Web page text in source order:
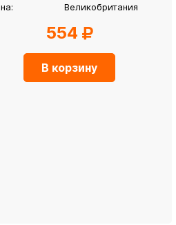
Великобритания
554
В корзину